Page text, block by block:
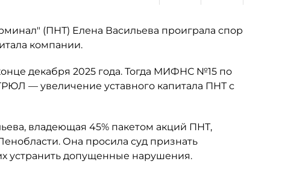
(ПНТ) Елена Васильева проиграла спор
компании.
декабря 2025 года. Тогда МИФНС №15 по
— увеличение уставного капитала ПНТ с
владеющая 45% пакетом акций ПНТ,
Она просила суд признать
устранить допущенные нарушения.